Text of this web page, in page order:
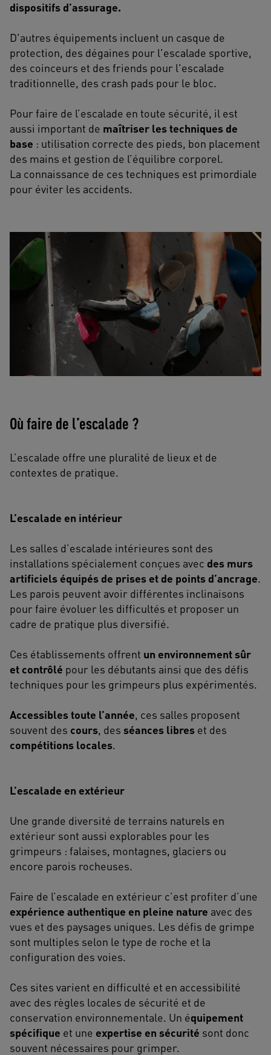
dispositifs d’assurage.
D'autres équipements incluent un casque de
protection, des dégaines pour l'escalade sportive,
des coinceurs et des friends pour l'escalade
traditionnelle, des crash pads pour le bloc.
Pour faire de l’escalade en toute sécurité, il est
aussi important de maîtriser les techniques de
base : utilisation correcte des pieds, bon placement
des mains et gestion de l’équilibre corporel.
La connaissance de ces techniques est primordiale
pour éviter les accidents.
Où faire de l’escalade ?
L’escalade offre une pluralité de lieux et de
contextes de pratique.
L’escalade en intérieur
Les salles d’escalade intérieures sont des
installations spécialement conçues avec des murs
artificiels équipés de prises et de points d’ancrage.
Les parois peuvent avoir différentes inclinaisons
pour faire évoluer les difficultés et proposer un
cadre de pratique plus diversifié.
Ces établissements offrent un environnement sûr
et contrôlé pour les débutants ainsi que des défis
techniques pour les grimpeurs plus expérimentés.
Accessibles toute l’année, ces salles proposent
souvent des cours, des séances libres et des
compétitions locales.
L’escalade en extérieur
Une grande diversité de terrains naturels en
extérieur sont aussi explorables pour les
grimpeurs : falaises, montagnes, glaciers ou
encore parois rocheuses.
Faire de l’escalade en extérieur c’est profiter d’une
expérience authentique en pleine nature avec des
vues et des paysages uniques. Les défis de grimpe
sont multiples selon le type de roche et la
configuration des voies.
Ces sites varient en difficulté et en accessibilité
avec des règles locales de sécurité et de
conservation environnementale. Un équipement
spécifique et une expertise en sécurité sont donc
souvent nécessaires pour grimper.